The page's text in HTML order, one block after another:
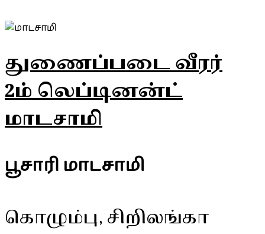
துணைப்படை வீரர்
2ம் லெப்டினன்ட்
மாடசாமி
பூசாரி மாடசாமி
கொழும்பு, சிறிலங்கா